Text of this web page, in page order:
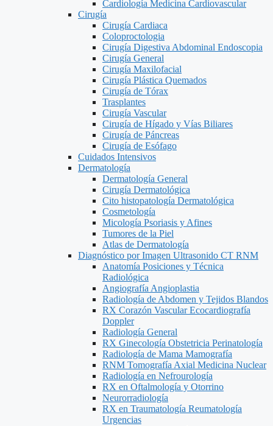
Cardiología Medicina Cardiovascular
Cirugía
Cirugía Cardiaca
Coloproctologia
Cirugía Digestiva Abdominal Endoscopia
Cirugía General
Cirugía Maxilofacial
Cirugía Plástica Quemados
Cirugía de Tórax
Trasplantes
Cirugía Vascular
Cirugía de Hígado y Vías Biliares
Cirugía de Páncreas
Cirugía de Esófago
Cuidados Intensivos
Dermatología
Dermatología General
Cirugía Dermatológica
Cito histopatología Dermatológica
Cosmetología
Micología Psoriasis y Afines
Tumores de la Piel
Atlas de Dermatología
Diagnóstico por Imagen Ultrasonido CT RNM
Anatomía Posiciones y Técnica
Radiológica
Angiografía Angioplastia
Radiología de Abdomen y Tejidos Blandos
RX Corazón Vascular Ecocardiografía
Doppler
Radiología General
RX Ginecología Obstetricia Perinatología
Radiología de Mama Mamografía
RNM Tomografía Axial Medicina Nuclear
Radiología en Nefrourología
RX en Oftalmología y Otorrino
Neurorradiología
RX en Traumatología Reumatología
Urgencias